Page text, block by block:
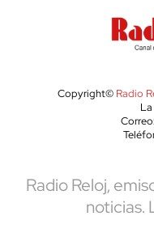
Copyright© Radio
Radio Reloj,
noticias.